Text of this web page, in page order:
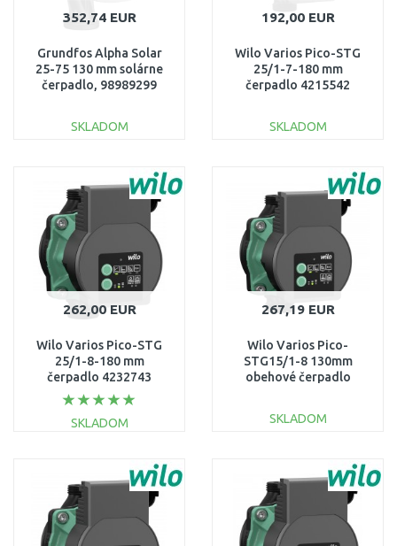
352,74 EUR
Grundfos Alpha Solar
25-75 130 mm solárne
čerpadlo, 98989299
SKLADOM
Porovnať
192,00 EUR
Wilo Varios Pico-STG
25/1-7-180 mm
čerpadlo 4215542
SKLADOM
Porovnať
262,00 EUR
Wilo Varios Pico-STG
25/1-8-180 mm
čerpadlo 4232743
SKLADOM
Porovnať
267,19 EUR
Wilo Varios Pico-
STG15/1-8 130mm
obehové čerpadlo
SKLADOM
Porovnať